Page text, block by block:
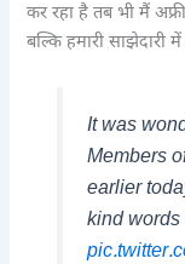
कर रहा है तब भी मैं
बल्कि हमारी साझेदारी
It was
Members
earlier
kind